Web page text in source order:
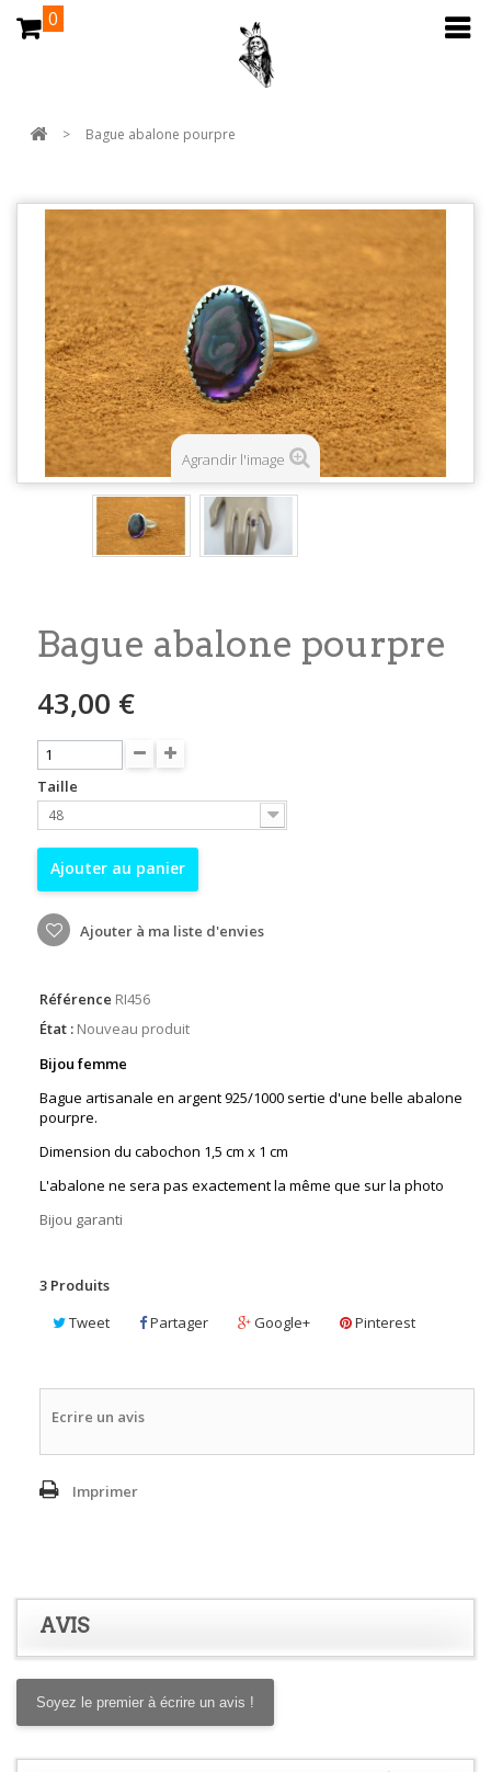
0
> Bague abalone pourpre
Agrandir l'image
Bague abalone pourpre
43,00 €
Taille
48
Ajouter au panier
Ajouter à ma liste d'envies
Référence RI456
État : Nouveau produit
Bijou femme
Bague artisanale en argent 925/1000 sertie d'une belle abalone
pourpre.
Dimension du cabochon 1,5 cm x 1 cm
L'abalone ne sera pas exactement la même que sur la photo
Bijou garanti
3 Produits
Tweet
Partager Google+ Pinterest
Ecrire un avis
Imprimer
AVIS
Soyez le premier à écrire un avis !